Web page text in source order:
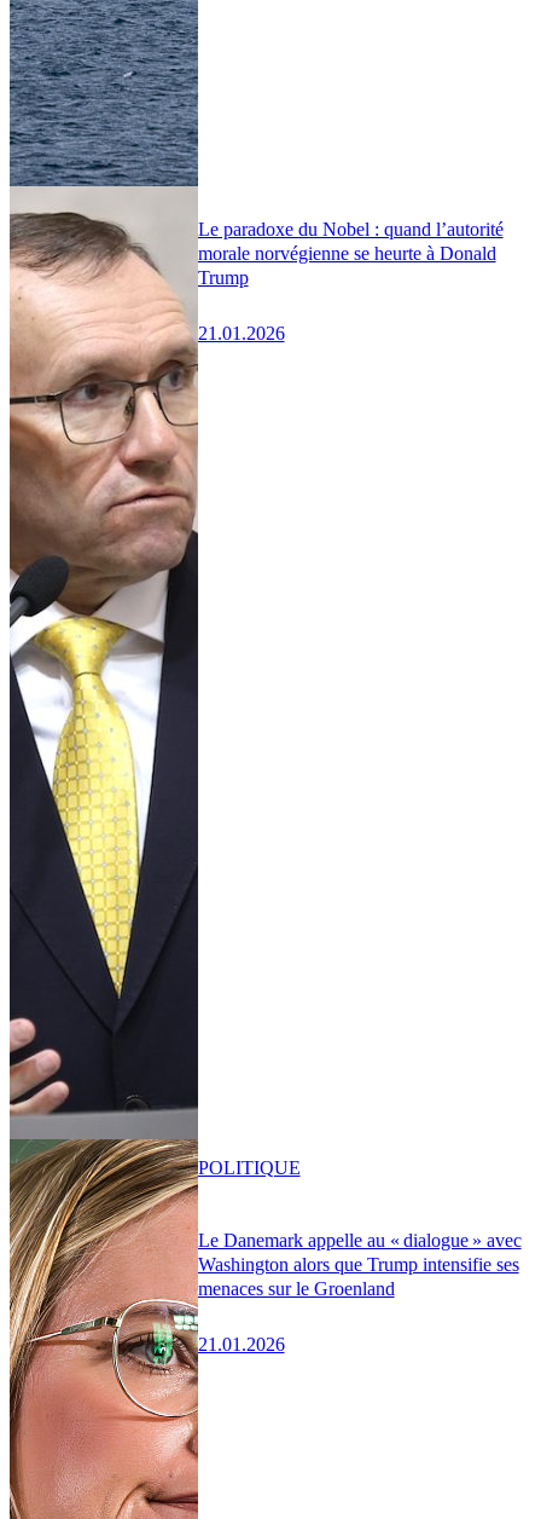
Le paradoxe du Nobel : quand l’autorité
morale norvégienne se heurte à Donald
Trump
21.01.2026
Le Danemark appelle au « dialogue » avec
Washington alors que Trump intensifie ses
menaces sur le Groenland
21.01.2026
POLITIQUE